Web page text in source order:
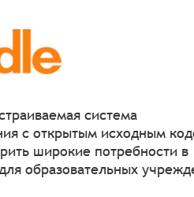
система
с открытым исходным
широкие потребности в
образовательных